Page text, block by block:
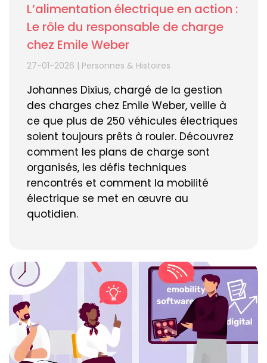
L’alimentation électrique en action :
Le rôle du responsable de charge
chez Emile Weber
27-01-2026 | Personnes & Histoires
Johannes Dixius, chargé de la gestion
des charges chez Emile Weber, veille à
ce que plus de 250 véhicules électriques
soient toujours prêts à rouler. Découvrez
comment les plans de charge sont
organisés, les défis techniques
rencontrés et comment la mobilité
électrique se met en œuvre au
quotidien.